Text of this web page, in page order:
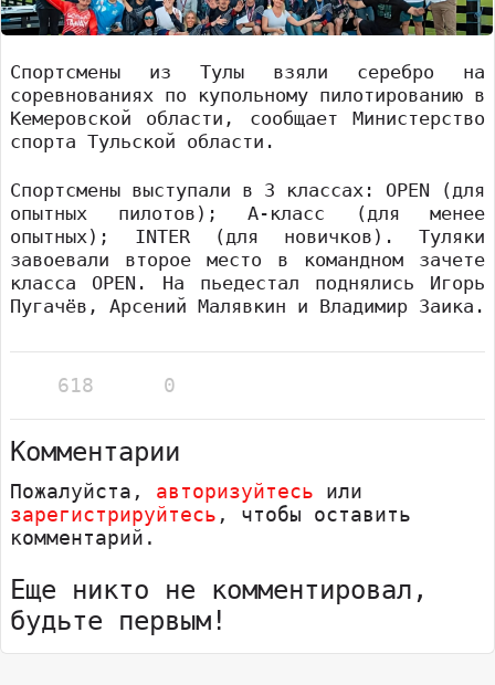
Спортсмены из Тулы взяли серебро на
соревнованиях по купольному пилотированию в
Кемеровской области, сообщает Министерство
спорта Тульской области.
Спортсмены выступали в 3 классах: OPEN (для
опытных пилотов); А-класс (для менее
опытных); INTER (для новичков). Туляки
завоевали второе место в командном зачете
класса OPEN. На пьедестал поднялись Игорь
Пугачёв, Арсений Малявкин и Владимир Заика.
618 0
Комментарии
Пожалуйста, авторизуйтесь или
зарегистрируйтесь , чтобы оставить
комментарий.
Еще никто не комментировал,
будьте первым!